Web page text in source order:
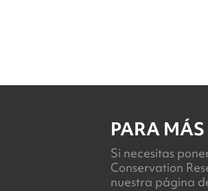
PARA
Si necesitas
Conservation
nuestra página